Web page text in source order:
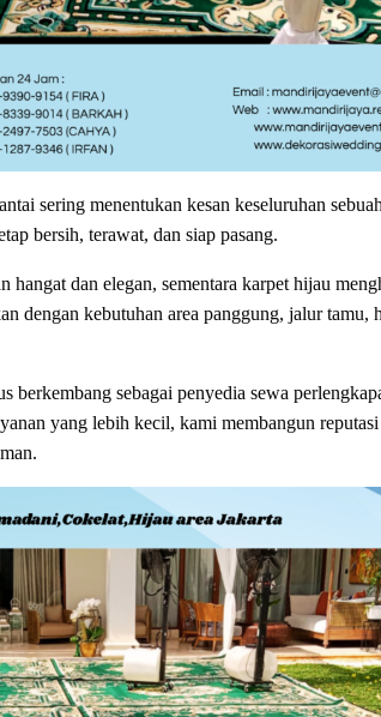
sering menentukan kesan keseluruhan
bersih, terawat, dan siap pasang.
hangat dan elegan, sementara karpet hijau
dengan kebutuhan area panggung, jalur tamu,
sebagai penyedia sewa
yang lebih kecil, kami membangun